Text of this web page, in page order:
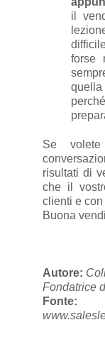
il
forse
Se
risultati di
che il
clienti e
Buona
Autore:
Fondatrice
Fonte: